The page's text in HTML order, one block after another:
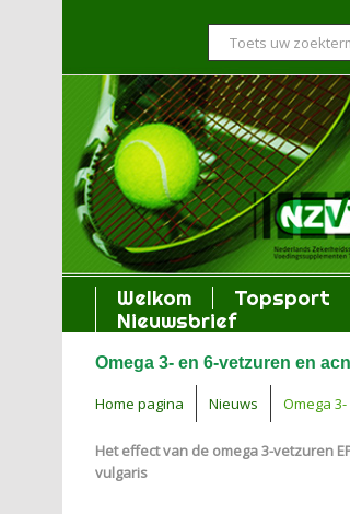
Welkom Topsport
Nieuwsbrief
Omega 3- en 6-vetzuren en
Home pagina Nieuws Omega
Het effect van de omega 3-vetzuren
vulgaris